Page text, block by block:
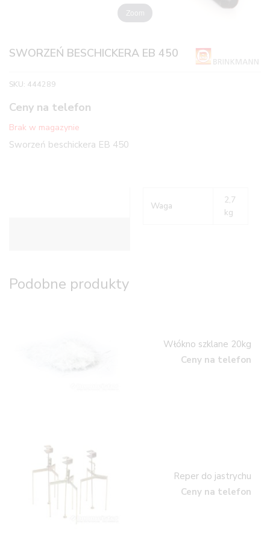
Zoom
SWORZEŃ BESCHICKERA EB 450
SKU: 444289
Ceny na telefon
Brak w magazynie
Sworzeń beschickera EB 450
Waga
2,7
kg
Podobne produkty
Włókno szklane 20kg
Ceny na telefon
Reper do jastrychu
Ceny na telefon